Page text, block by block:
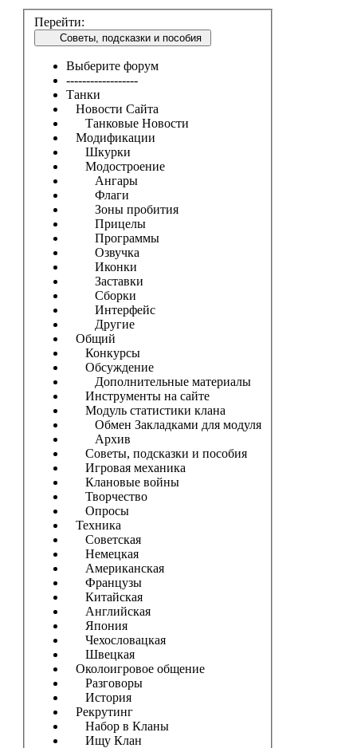
Перейти:
Советы, подсказки и пособия
Выберите форум
------------------
Танки
Новости Сайта
Танковые Новости
Модификации
Шкурки
Модостроение
Ангары
Флаги
Зоны пробития
Прицелы
Программы
Озвучка
Иконки
Заставки
Сборки
Интерфейс
Другие
Общий
Конкурсы
Обсуждение
Дополнительные материалы
Инструменты на сайте
Модуль статистики клана
Обмен Закладками для модуля
Архив
Советы, подсказки и пособия
Игровая механика
Клановые войны
Творчество
Опросы
Техника
Советская
Немецкая
Американская
Французы
Китайская
Английская
Япония
Чехословацкая
Швецкая
Околоигровое общение
Разговоры
История
Рекрутинг
Набор в Кланы
Ищу Клан